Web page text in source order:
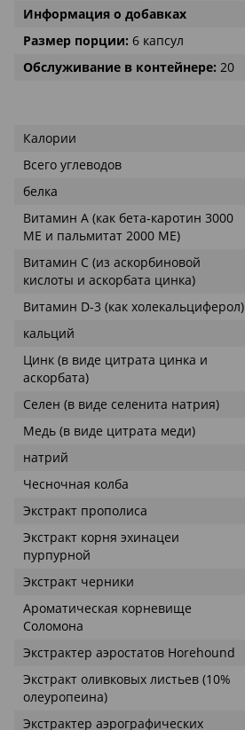
Информация о добавках
Размер порции: 6 капсул
Обслуживание в контейнере: 20
Калории
Всего углеводов
белка
Витамин А (как бета-каротин 3000
МЕ и пальмитат 2000 МЕ)
Витамин С (из аскорбиновой
кислоты и аскорбата цинка)
Витамин D-3 (как холекальциферол)
кальций
Цинк (в виде цитрата цинка и
аскорбата)
Селен (в виде селенита натрия)
Медь (в виде цитрата меди)
натрий
Чесночная колба
Экстракт прополиса
Экстракт корня эхинацеи
пурпурной
Экстракт черники
Ароматическая корневище
Соломона
Экстрактер аэростатов Horehound
Экстракт оливковых листьев (10%
олеуропеина)
Экстрактер аэрографических